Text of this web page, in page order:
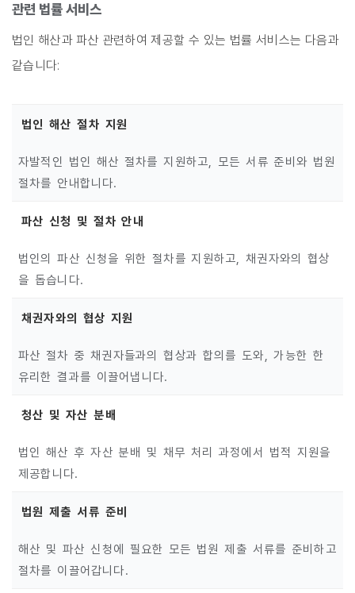
관련 법률 서비스
법인 해산과 파산 관련하여 제공할 수 있는 법률 서비스는 다음과
같습니다:
법인 해산 절차 지원
자발적인 법인 해산 절차를 지원하고, 모든 서류 준비와 법원
절차를 안내합니다.
파산 신청 및 절차 안내
법인의 파산 신청을 위한 절차를 지원하고, 채권자와의 협상
을 돕습니다.
채권자와의 협상 지원
파산 절차 중 채권자들과의 협상과 합의를 도와, 가능한 한
유리한 결과를 이끌어냅니다.
청산 및 자산 분배
법인 해산 후 자산 분배 및 채무 처리 과정에서 법적 지원을
제공합니다.
법원 제출 서류 준비
해산 및 파산 신청에 필요한 모든 법원 제출 서류를 준비하고
절차를 이끌어갑니다.